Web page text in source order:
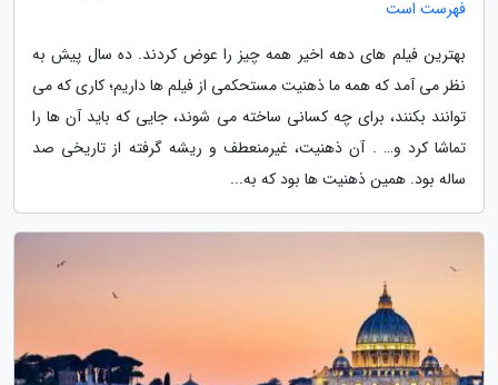
فهرست است
بهترین فیلم های دهه اخیر همه چیز را عوض کردند. ده سال پیش به
نظر می آمد که همه ما ذهنیت مستحکمی از فیلم ها داریم؛ کاری که می
توانند بکنند، برای چه کسانی ساخته می شوند، جایی که باید آن ها را
تماشا کرد و… . آن ذهنیت، غیرمنعطف و ریشه گرفته از تاریخی صد
ساله بود. همین ذهنیت ها بود که به...